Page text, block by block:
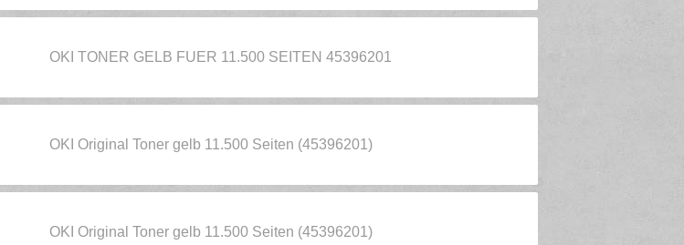
OKI TONER GELB FUER 11.500 SEITEN 45396201
OKI Original Toner gelb 11.500 Seiten (45396201)
OKI Original Toner gelb 11.500 Seiten (45396201)